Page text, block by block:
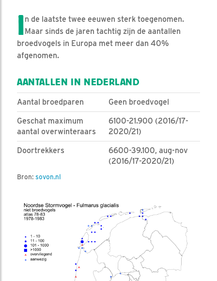
In de laatste twee eeuwen sterk toegenomen.
Maar sinds de jaren tachtig zijn de aantallen
broedvogels in Europa met meer dan 40%
afgenomen.
AANTALLEN IN NEDERLAND
Aantal broedparen Geen broedvogel
Geschat maximum
aantal overwinteraars
6100-21.900 (2016/17-
2020/21)
Doortrekkers
6600-39.100, aug-nov
(2016/17-2020/21)
Bron: sovon.nl